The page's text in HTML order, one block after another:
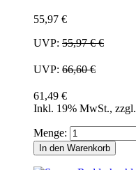
55,97 €
UVP: 55,97 €€
UVP: 66,60 €
61,49 €
Inkl. 19% MwSt., zzgl.
Menge:
In den Warenkorb